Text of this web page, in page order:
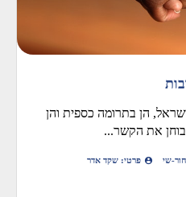
הן בתרומה כספית והן
את הקשר...
שי
פרטי: שקד אדר